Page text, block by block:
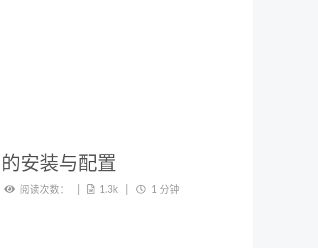
安装与配置
阅读次数： 1.3k 1 分钟